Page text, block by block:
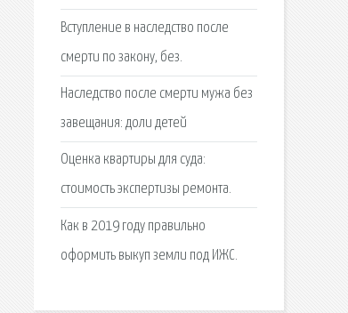
Вступление в наследство после
смерти по закону, без.
Наследство после смерти мужа без
завещания: доли детей
Оценка квартиры для суда:
стоимость экспертизы ремонта.
Как в 2019 году правильно
оформить выкуп земли под ИЖС.